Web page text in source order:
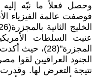
وحصل فعلاً ما نبّه
فوصفت عالمة الفيزياء
عنيت السلطات
المجزرة"(28)،
الجنود العراقيين لقوا
نتيجة التعرض لها.